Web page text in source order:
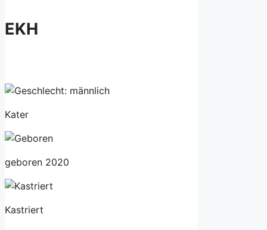
EKH
Kater
geboren 2020
Kastriert